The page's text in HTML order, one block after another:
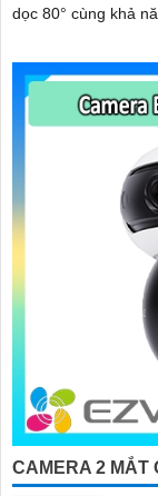
CAMERA 2 MẮT